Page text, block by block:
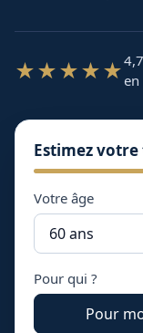
★★★★★en
Estimez
Votre âge
Pour qui ?
Pour